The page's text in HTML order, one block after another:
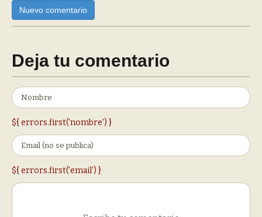
Nuevo comentario
Deja tu comentario
${ errors.first('nombre') }
${ errors.first('email') }